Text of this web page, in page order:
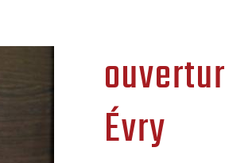
Évry